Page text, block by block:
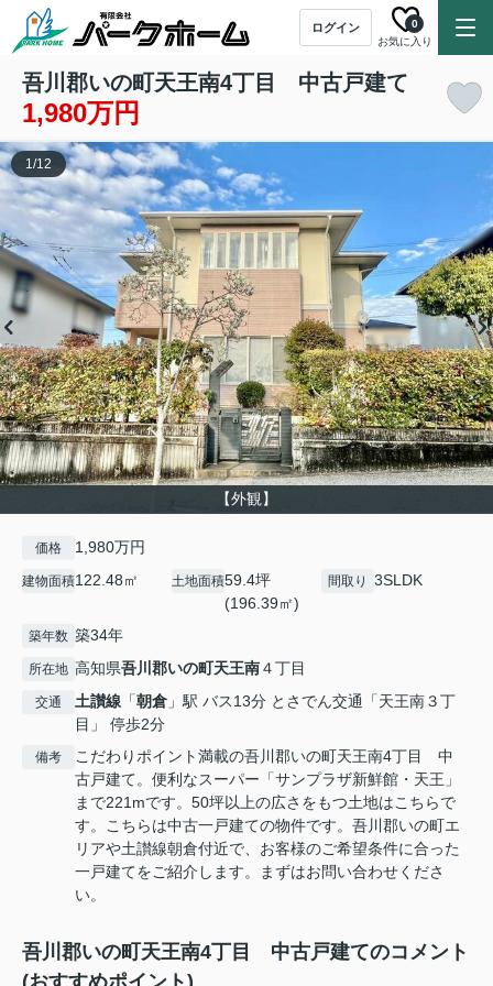
ログイン
お気に入り
0
吾川郡いの町天王南4丁目 中古戸建て
1,980万円
【外観】
1/12
価格 1,980万円
建物面積122.48㎡ 土地面積59.4坪
(196.39㎡)
間取り 3SLDK
築年数 築34年
所在地 高知県吾川郡いの町天王南４丁目
交通 土讃線 「朝倉 」駅 バス13分 とさでん交通「天王南３丁
目」 停歩2分
備考
こだわりポイント満載の吾川郡いの町天王南4丁目 中
古戸建て。便利なスーパー「サンプラザ新鮮館・天王」
まで221mです。50坪以上の広さをもつ土地はこちらで
す。こちらは中古一戸建ての物件です。吾川郡いの町エ
リアや土讃線朝倉付近で、お客様のご希望条件に合った
一戸建てをご紹介します。まずはお問い合わせくださ
い。
吾川郡いの町天王南4丁目 中古戸建てのコメント